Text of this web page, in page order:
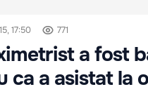
17:50 771
a fost
ca a asistat la